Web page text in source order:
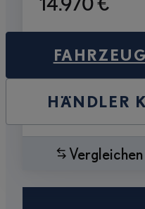
HÄNDLER
Vergleichen